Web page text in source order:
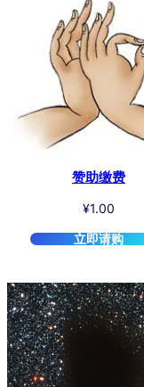
赞助缴费
¥1.00
立即请购